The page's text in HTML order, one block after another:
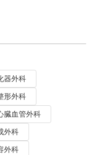
器外科
形外科
臓血管外科
外科
外科